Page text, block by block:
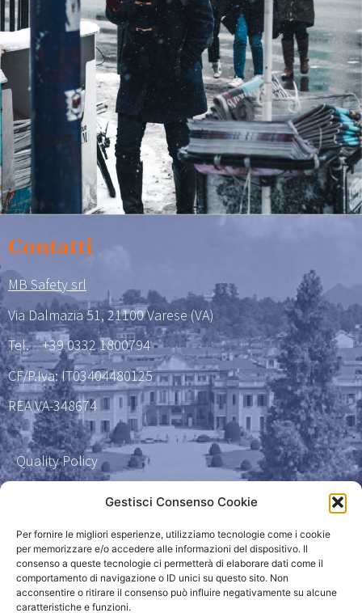
Gestisci Consenso Cookie
Per fornire le migliori esperienze, utilizziamo tecnologie come i cookie
per memorizzare e/o accedere alle informazioni del dispositivo. Il
consenso a queste tecnologie ci permetterà di elaborare dati come il
comportamento di navigazione o ID unici su questo sito. Non
acconsentire o ritirare il consenso può influire negativamente su alcune
caratteristiche e funzioni.
Contatti
MB Safety srl
Via Dalmazia 51, 21100 Varese (VA)
Tel.+39 0332 1800794
CF/P.Iva: IT03404480125
REA VA-348674
Quality Policy
Privacy Policy